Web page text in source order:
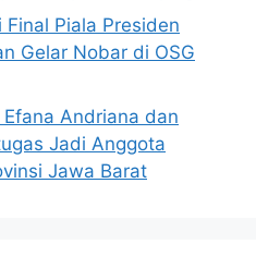
Piala Presiden
Gelar Nobar di OSG
Andriana dan
Jadi Anggota
Jawa Barat